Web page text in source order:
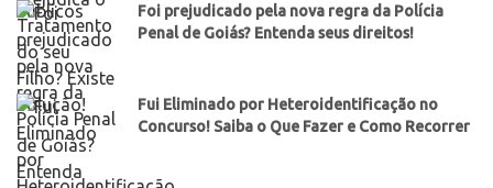
Foi prejudicado pela nova regra da Polícia
Penal de Goiás? Entenda seus direitos!
Fui Eliminado por Heteroidentificação no
Concurso! Saiba o Que Fazer e Como Recorrer